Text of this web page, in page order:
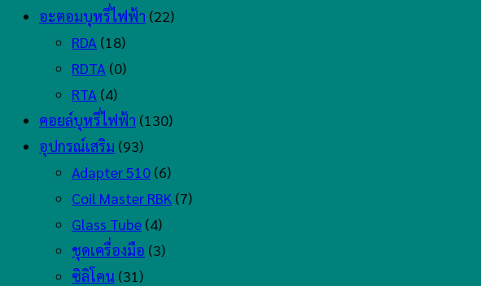
อะตอมบุหรี่ไฟฟ้า (22)
RDA (18)
RDTA (0)
RTA (4)
คอยล์บุหรี่ไฟฟ้า (130)
อุปกรณ์เสริม (93)
Adapter 510 (6)
Coil Master RBK (7)
Glass Tube (4)
ชุดเครื่องมือ (3)
ซิลิโคน (31)